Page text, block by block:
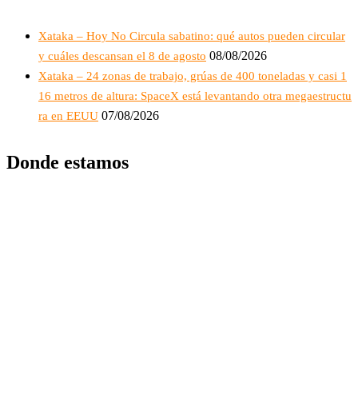
Xataka – Hoy No Circula sabatino: qué autos pueden circular
y cuáles descansan el 8 de agosto 08/08/2026
Xataka – 24 zonas de trabajo, grúas de 400 toneladas y casi 1
16 metros de altura: SpaceX está levantando otra megaestructu
ra en EEUU 07/08/2026
Donde estamos